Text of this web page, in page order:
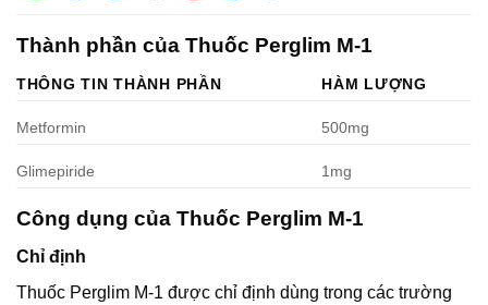
Thành phần của Thuốc Perglim M-1
THÔNG TIN THÀNH PHẦN HÀM LƯỢNG
Metformin 500mg
Glimepiride 1mg
Công dụng của Thuốc Perglim M-1
Chỉ định
Thuốc Perglim M-1 được chỉ định dùng trong các trường